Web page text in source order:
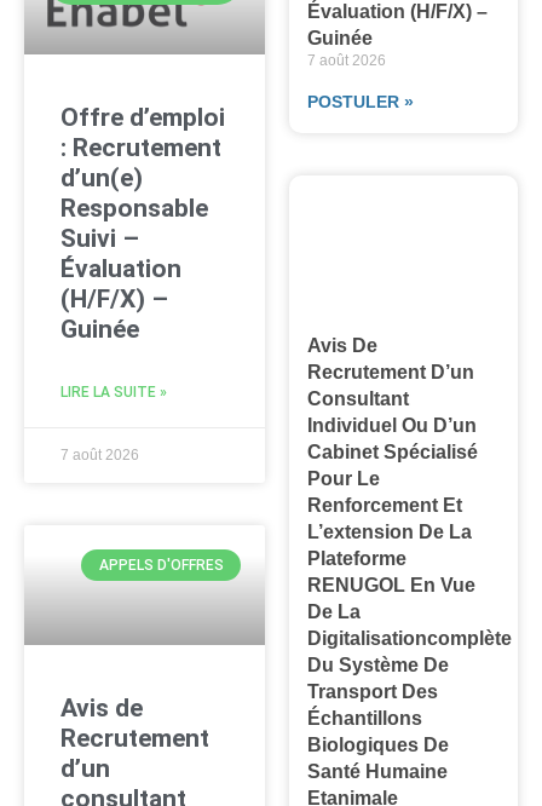
Offre d’emploi
: Recrutement
d’un(e)
Responsable
Suivi –
Évaluation
(H/F/X) –
Guinée
LIRE LA SUITE »
7 août 2026
APPELS D'OFFRES
Avis de
Recrutement
d’un
consultant
Évaluation (H/F/X) –
Guinée
7 août 2026
POSTULER »
Avis De
Recrutement D’un
Consultant
Individuel Ou D’un
Cabinet Spécialisé
Pour Le
Renforcement Et
L’extension De La
Plateforme
RENUGOL En Vue
De La
Digitalisationcomplète
Du Système De
Transport Des
Échantillons
Biologiques De
Santé Humaine
Etanimale